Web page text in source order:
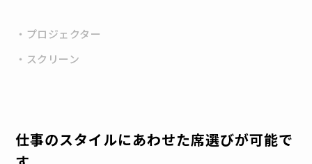
・プロジェクター
・スクリーン
仕事のスタイルにあわせた席選びが可能で